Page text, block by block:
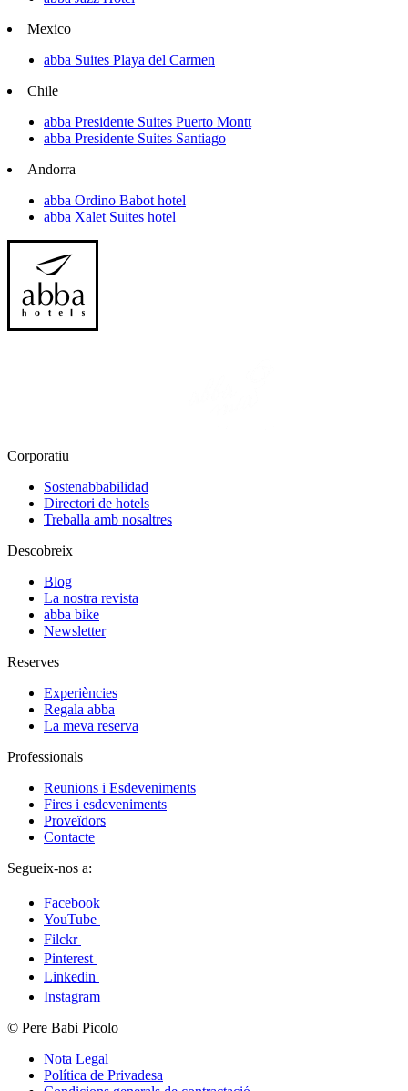
Mexico
abba Suites Playa del Carmen
Chile
abba Presidente Suites Puerto Montt
abba Presidente Suites Santiago
Andorra
abba Ordino Babot hotel
abba Xalet Suites hotel
Corporatiu
Sostenabbabilidad
Directori de hotels
Treballa amb nosaltres
Descobreix
Blog
La nostra revista
abba bike
Newsletter
Reserves
Experiències
Regala abba
La meva reserva
Professionals
Reunions i Esdeveniments
Fires i esdeveniments
Proveïdors
Contacte
Segueix-nos a:
Facebook
YouTube
Filckr
Pinterest
Linkedin
Instagram
© Pere Babi Picolo
Nota Legal
Política de Privadesa